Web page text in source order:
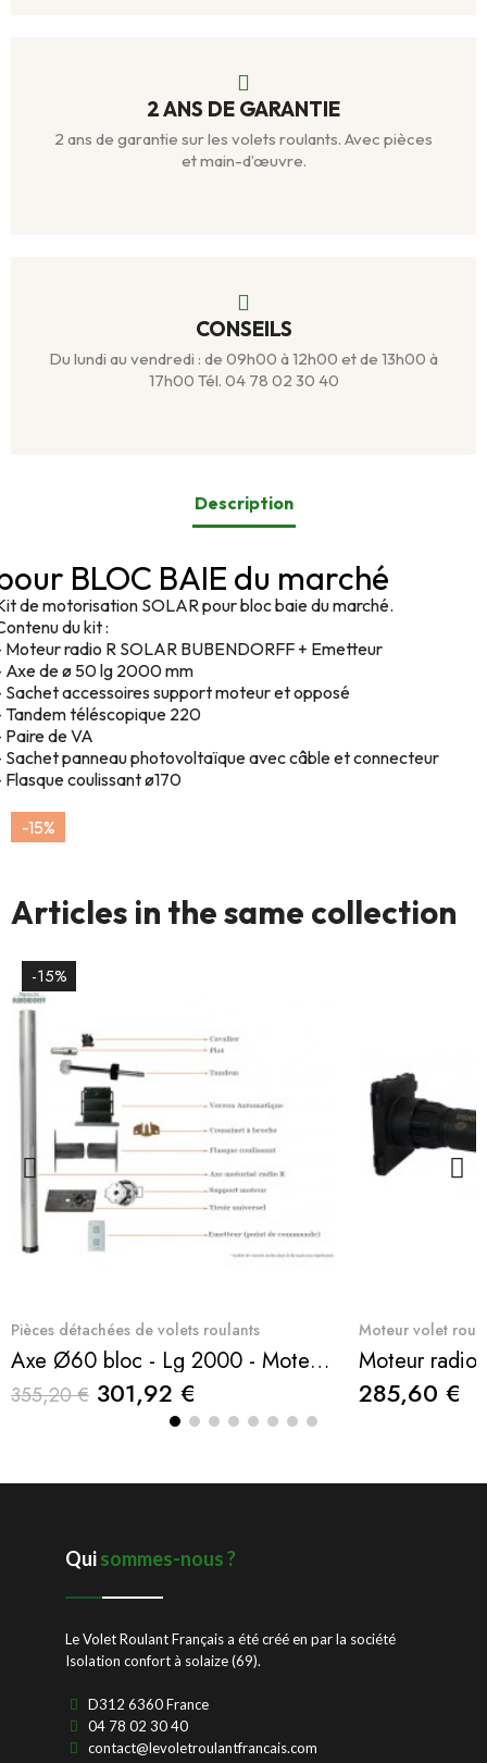
2 ANS DE GARANTIE
2 ans de garantie sur les volets roulants. Avec pièces
et main-d’œuvre.
CONSEILS
Du lundi au vendredi : de 09h00 à 12h00 et de 13h00 à
17h00 Tél. 04 78 02 30 40
Description
BLOC BAIE du marché
de motorisation SOLAR pour bloc baie du marché.
du kit :
Moteur radio R SOLAR BUBENDORFF + Emetteur
Axe de ø 50 lg 2000 mm
Sachet accessoires support moteur et opposé
Tandem téléscopique 220
Paire de VA
Sachet panneau photovoltaïque avec câble et connecteur
Flasque coulissant ø170
-15%
Articles in the same collection
Quick View
-15%
Pièces détachées de volets roulants
Axe Ø60 bloc - Lg 2000 - Moteur R - radio 10Nm BUBENDORFF
355,20 € 301,92 €
Moteur volet
285,60 €
Quisommes-nous ?
Le Volet Roulant Français a été créé en par la société
Isolation confort à solaize (69).
D312 6360 France
04 78 02 30 40
contact@levoletroulantfrancais.com